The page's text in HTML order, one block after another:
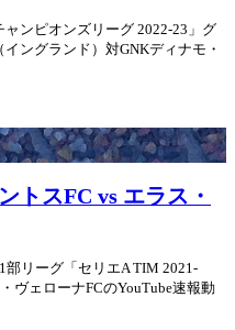
ンピオンズリーグ 2022-23」グ
ングランド）対GNKディナモ・
トスFC vs エラス・
リーグ「セリエA TIM 2021-
ヴェローナFCのYouTube速報動